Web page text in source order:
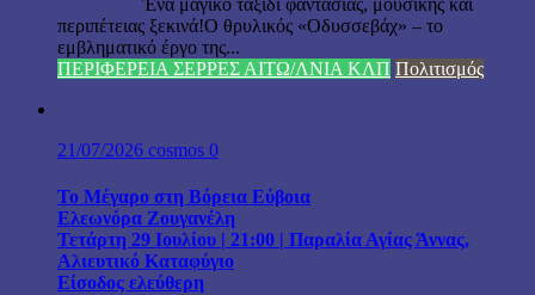
Ένα μαγικό ταξίδι φαντασίας, μουσικής και
περιπέτειας ξεκινά!Ο θρυλικός «Οδυσσεβάχ» – το
εμβληματικό έργο της...
ΠΕΡΙΦΕΡΕΙΑ ΣΕΡΡΕΣ ΑΙΤΩ/ΛΝΙΑ ΚΛΠ Πολιτισμός
21/07/2026 cosmos 0
Το Μέγαρο στη Βόρεια Εύβοια
Ελεωνόρα Ζουγανέλη
Τετάρτη 29 Ιουλίου | 21:00 | Παραλία Αγίας Άννας,
Αλιευτικό Καταφύγιο
Είσοδος ελεύθερη